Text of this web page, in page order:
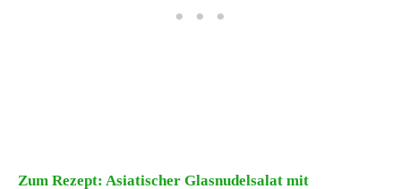
Zum Rezept: Asiatischer Glasnudelsalat mit